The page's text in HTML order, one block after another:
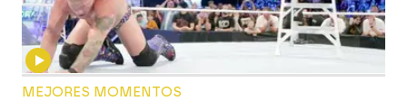
MEJORES MOMENTOS